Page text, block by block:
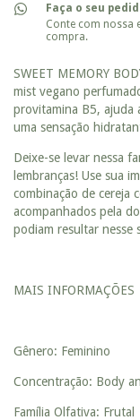
Faça o seu
Conte com nossa
compra.
SWEET MEMORY
mist vegano
provitamina B5, ajuda
uma sensação
Deixe-se levar nessa
lembranças! Use sua
combinação de cereja
acompanhados pela
podiam resultar nesse
MAIS INFORMAÇÕES
Gênero: Feminino
Concentração: Body
Família Olfativa: Frutal